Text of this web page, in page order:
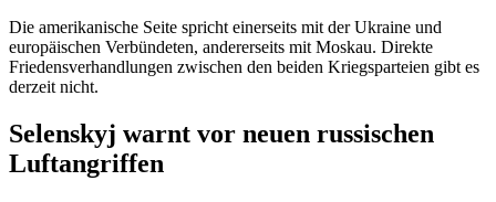
Die amerikanische Seite spricht einerseits mit der Ukraine und
europäischen Verbündeten, andererseits mit Moskau. Direkte
Friedensverhandlungen zwischen den beiden Kriegsparteien gibt es
derzeit nicht.
Selenskyj warnt vor neuen russischen
Luftangriffen